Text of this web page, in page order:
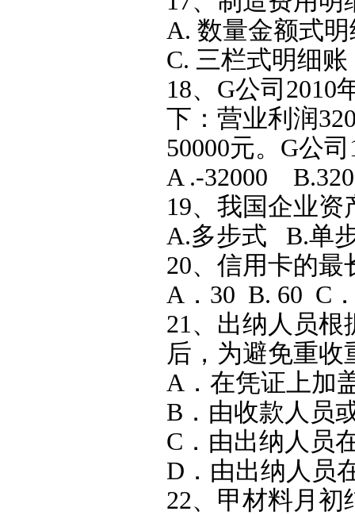
A. 数量金额式
C. 三栏式明
18、G公司2010
下：营业利润
50000元。G公
A .-32000
19、我国企业
A.多步式 B.单
20、信用卡的最
A．30 B. 60 C
21、出纳人员
后，为避免重
A．在凭证上加
B．由收款人员
C．由出纳人员
D．由出纳人员
22、甲材料月初